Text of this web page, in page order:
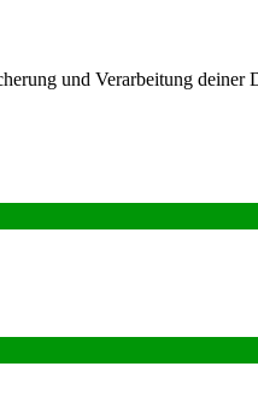
und Verarbeitung